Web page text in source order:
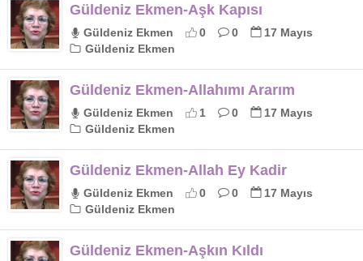
Güldeniz Ekmen-Aşk Kapısı
Güldeniz Ekmen 0 0
17 Mayıs
Güldeniz Ekmen
Güldeniz Ekmen-Allahımı Ararım
Güldeniz Ekmen 1 0
17 Mayıs
Güldeniz Ekmen
Güldeniz Ekmen-Allah Ey Kadir
Güldeniz Ekmen 0 0
17 Mayıs
Güldeniz Ekmen
Güldeniz Ekmen-Aşkın Kıldı